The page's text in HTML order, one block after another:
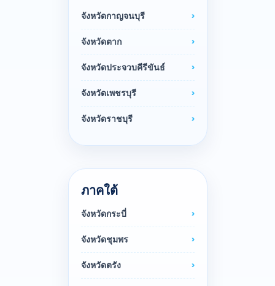
จังหวัดกาญจนบุรี
จังหวัดตาก
จังหวัดประจวบคีรีขันธ์
จังหวัดเพชรบุรี
จังหวัดราชบุรี
ภาคใต้
จังหวัดกระบี่
จังหวัดชุมพร
จังหวัดตรัง